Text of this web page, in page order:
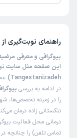
راهنمای نوبت‌گیری از
بیوگرافی و معرفی
Tangestanizadeh)
در ادامه به بررسی
را در زمینه تخصص‌ها،
تنگستانی زاده درمان
درمانی محل فعالیت
تماس تلفن) را چنانچه در